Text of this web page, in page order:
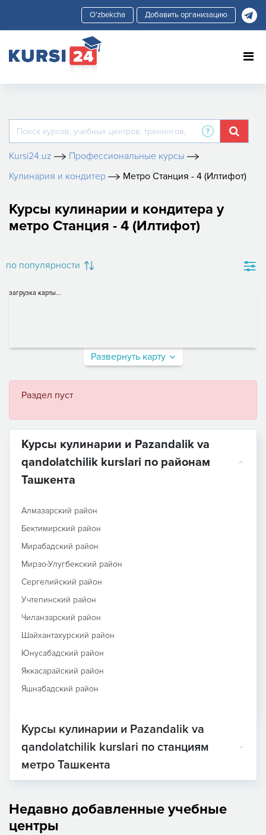
Добавить организацию
Kursi24.uz
Профессиональные курсы
Кулинария и кондитер
Метро Станция - 4 (Илтифот)
Курсы кулинарии и кондитера у
метро Станция - 4 (Илтифот)
по популярности
загрузка карты...
Развернуть карту
Раздел пуст
Курсы кулинарии и Pazandalik va
qandolatchilik kurslari по районам
Ташкента
Алмазарский район
Бектимирский район
Мирабадский район
Мирзо-Улугбекский район
Сергелийский район
Учтепинский район
Чиланзарский район
Шайхантахурский район
Юнусабадский район
Яккасарайский район
Яшнабадский район
Курсы кулинарии и Pazandalik va
qandolatchilik kurslari по станциям
метро Ташкента
Недавно добавленные учебные
центры